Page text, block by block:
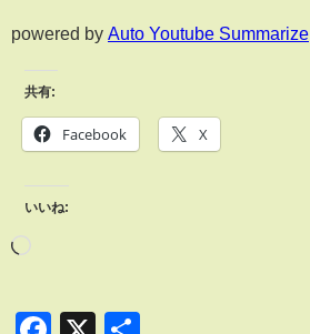
powered by Auto Youtube Summarize
共有:
Facebook X
いいね: